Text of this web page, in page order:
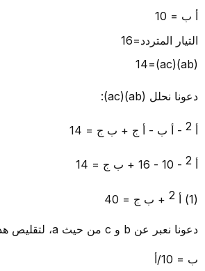
أ ب = 10
التيار المتردد=16
دعونا نحلل (ab)(ac):
2 - أ ب - أ ج + ب ج = 14
2- 10 - 16 + ب ج = 14
2 + ب ج = 40
دعونا نعبر عن b و c من حيث a، لتقليص هذا إلى متغير واحد:
ب = 10/أ